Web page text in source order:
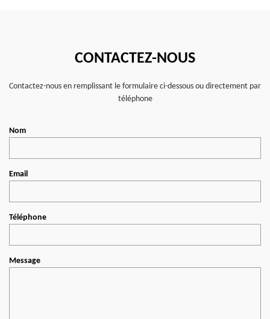
CONTACTEZ-NOUS
Contactez-nous en remplissant le formulaire ci-dessous ou directement par
téléphone
Nom
Email
Téléphone
Message